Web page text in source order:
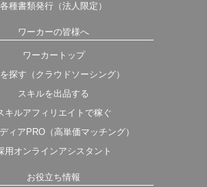
各種書類発行（法人限定）
ワーカーの皆様へ
ワーカートップ
探す（クラウドソーシング）
スキルを出品する
キルアフィリエイトで稼ぐ
ィアPRO（高単価マッチング）
用オンラインアシスタント
お役立ち情報